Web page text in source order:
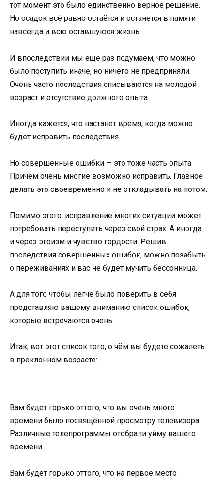
тот момент это было единственно верное решение.
Но осадок всё равно остаётся и останется в памяти
навсегда и всю оставшуюся жизнь.
И впоследствии мы ещё раз подумаем, что можно
было поступить иначе, но ничего не предприняли.
Очень часто последствия списываются на молодой
возраст и отсутствие должного опыта.
Иногда кажется, что настанет время, когда можно
будет исправить последствия.
Но совершённые ошибки — это тоже часть опыта.
Причём очень многие возможно исправить. Главное
делать это своевременно и не откладывать на потом.
Помимо этого, исправление многих ситуации может
потребовать переступить через свой страх. А иногда
и через эгоизм и чувство гордости. Решив
последствия совершённых ошибок, можно позабыть
о переживаниях и вас не будет мучить бессонница.
А для того чтобы легче было поверить в себя
представляю вашему вниманию список ошибок,
которые встречаются очень
Итак, вот этот список того, о чём вы будете сожалеть
в преклонном возрасте:
Вам будет горько оттого, что вы очень много
времени было посвящённой просмотру телевизора.
Различные телепрограммы отобрали уйму вашего
времени.
Вам будет горько оттого, что на первое место